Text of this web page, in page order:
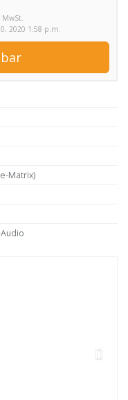
2020 1:58 p.m.
Matrix)